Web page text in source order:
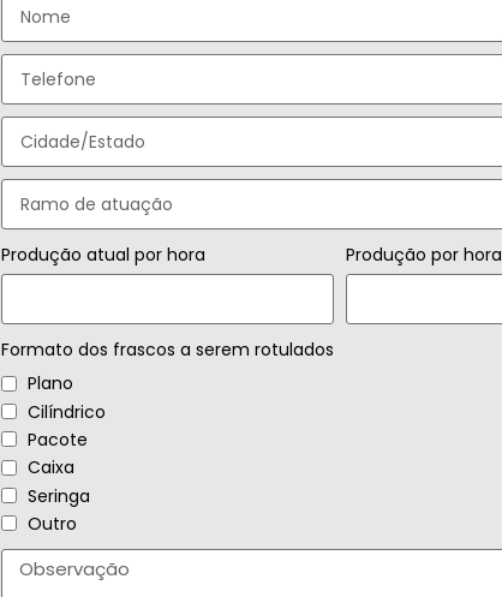
Produção atual por hora Produção por
Formato dos frascos a serem rotulados
Plano
Cilíndrico
Pacote
Caixa
Seringa
Outro